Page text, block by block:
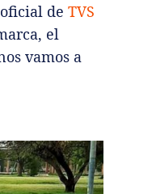
de TVS
el
vamos a